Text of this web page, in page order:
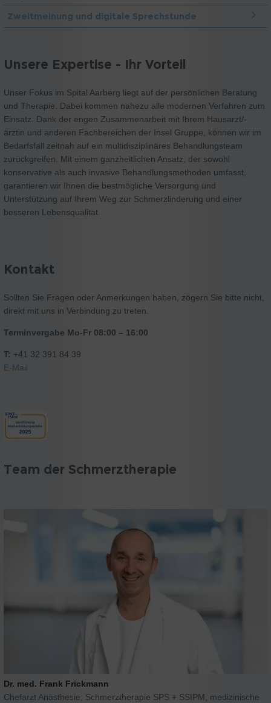
Zweitmeinung und digitale Sprechstunde
Unsere Expertise - Ihr Vorteil
Unser Fokus im Spital Aarberg liegt auf der persönlichen Beratung
und Therapie. Dabei kommen nahezu alle modernen Verfahren zum
Einsatz. Dank der engen Zusammenarbeit mit Ihrem Hausarzt/-
ärztin und anderen Fachbereichen der Insel Gruppe, können wir im
Bedarfsfall zeitnah auf ein multidisziplinäres Behandlungsteam
zurückgreifen. Mit einem ganzheitlichen Ansatz, der sowohl
konservative als auch invasive Behandlungsmethoden umfasst,
garantieren wir Ihnen die bestmögliche Versorgung und
Unterstützung auf Ihrem Weg zur Schmerzlinderung und einer
besseren Lebensqualität.
Kontakt
Sollten Sie Fragen oder Anmerkungen haben, zögern Sie bitte nicht,
direkt mit uns in Verbindung zu treten.
Terminvergabe Mo-Fr 08:00 – 16:00
T: +41 32 391 84 39
E-Mail
Team der Schmerztherapie
Dr. med. Frank Frickmann
Chefarzt Anästhesie; Schmerztherapie SPS + SSIPM, medizinische